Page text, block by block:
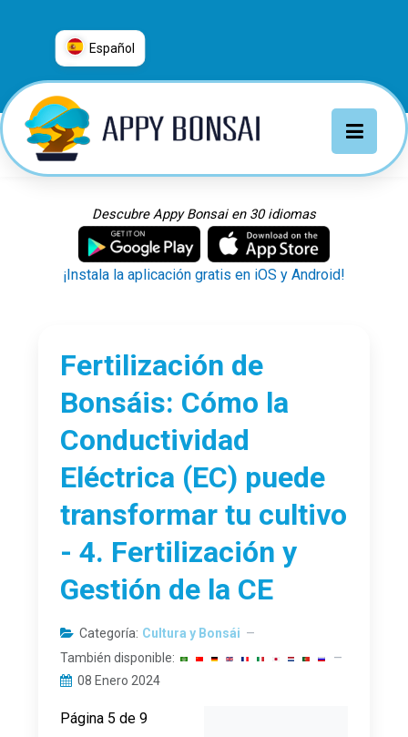
Español
العربية
普通话
Deutsch
Français
Italiano
日本語
Русский
Descubre Appy Bonsai en 30 idiomas
¡Instala la aplicación gratis en iOS y Android!
Fertilización de
Bonsáis: Cómo la
Conductividad
Eléctrica (EC) puede
transformar tu cultivo
- 4. Fertilización y
Gestión de la CE
Categoría: Cultura y Bonsái
También disponible:
08 Enero 2024
Página 5 de 9